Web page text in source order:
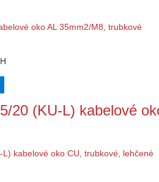
20 (KU-L) kabelové